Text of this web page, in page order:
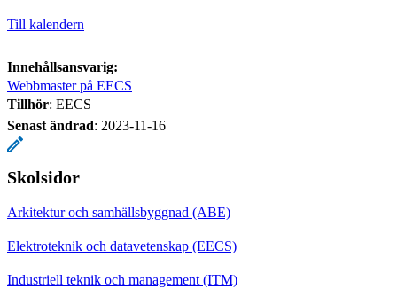
Till kalendern
Innehållsansvarig:
Webbmaster på EECS
Tillhör: EECS
Senast ändrad: 2023-11-16
Skolsidor
Arkitektur och samhällsbyggnad (ABE)
Elektroteknik och datavetenskap (EECS)
Industriell teknik och management (ITM)